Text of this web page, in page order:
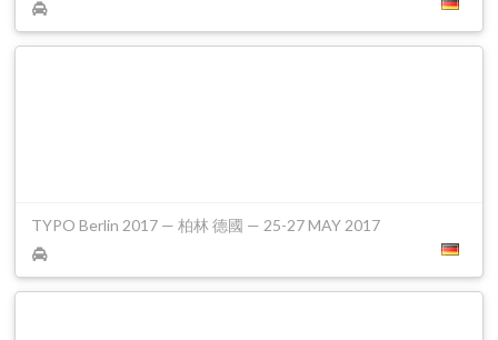
TYPO Berlin 2017 — 柏林 德國 — 25-27 MAY 2017